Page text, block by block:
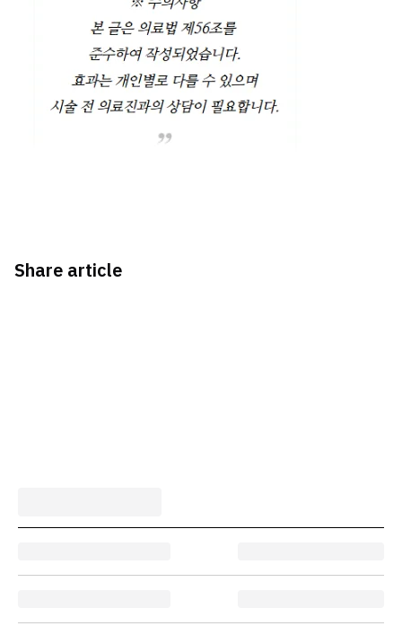
Share article